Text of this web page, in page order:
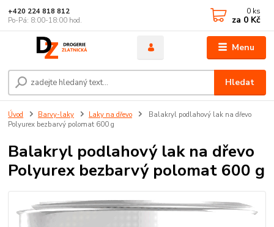
Menu
Hledat
+420 224 818 812
Po-Pá: 8:00-18:00 hod.
0 ks
za 0 Kč
Úvod Barvy-laky Laky na dřevo
Balakryl podlahový lak na dřevo
Polyurex bezbarvý polomat 600 g
Balakryl podlahový lak na dřevo
Polyurex bezbarvý polomat 600 g